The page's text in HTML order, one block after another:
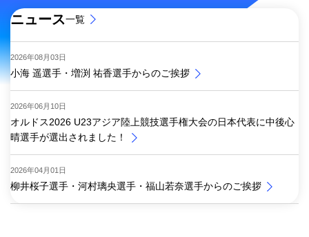
ニュース一覧
2026年08月03日
小海 遥選手・増渕 祐香選手からのご挨拶
2026年06月10日
オルドス2026 U23アジア陸上競技選手権大会の日本代表に中後心
晴選手が選出されました！
2026年04月01日
柳井桜子選手・河村璃央選手・福山若奈選手からのご挨拶